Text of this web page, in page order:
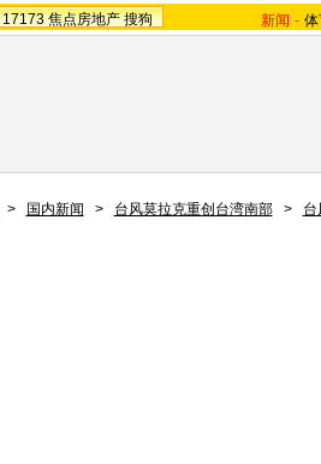
17173 焦点房地产 搜狗 新闻 -
> 国内新闻 > 台风莫拉克重创台湾南部 > 台